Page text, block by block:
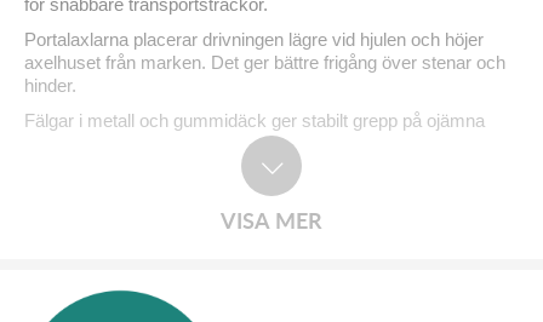
för snabbare transportsträckor.
Portalaxlarna placerar drivningen lägre vid hjulen och höjer
axelhuset från marken. Det ger bättre frigång över stenar och
hinder.
Fälgar i metall och gummidäck ger stabilt grepp på ojämna
Integrerad LED-belysning runt om på modellen gör den synlig
Full proportionell styrning och gas gör det möjligt att köra
långsamt och kontrollerat över hinder.
VISA MER